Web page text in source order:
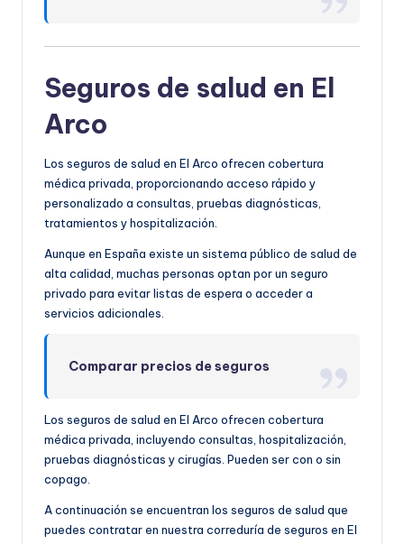
Seguros de salud en El
Arco
Los seguros de salud en El Arco ofrecen cobertura
médica privada, proporcionando acceso rápido y
personalizado a consultas, pruebas diagnósticas,
tratamientos y hospitalización.
Aunque en España existe un sistema público de salud de
alta calidad, muchas personas optan por un seguro
privado para evitar listas de espera o acceder a
servicios adicionales.
Comparar precios de seguros
Los seguros de salud en El Arco ofrecen cobertura
médica privada, incluyendo consultas, hospitalización,
pruebas diagnósticas y cirugías. Pueden ser con o sin
copago.
A continuación se encuentran los seguros de salud que
puedes contratar en nuestra correduría de seguros en El